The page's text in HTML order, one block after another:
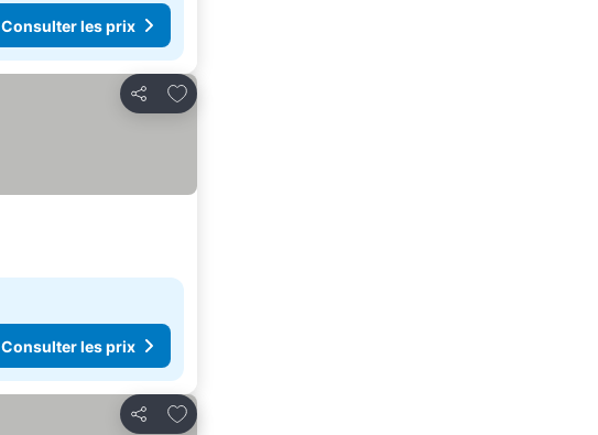
Consulter les prix
Partager
Ajouter à mes favoris
Consulter les prix
Partager
Ajouter à mes favoris